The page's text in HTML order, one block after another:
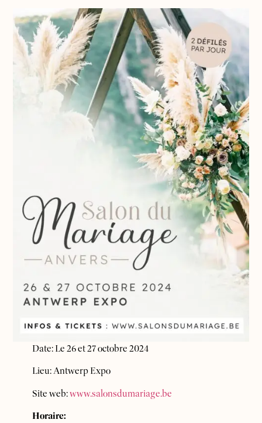
Date: Le 26 et 27 octobre 2024
Lieu: Antwerp Expo
Site web:www.salonsdumariage.be
Horaire: